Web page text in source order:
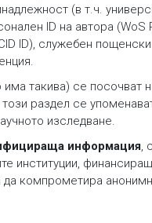
(в т.ч.
ID на автора (WoS
ID), служебен
има такива) се посочват
раздел се
изследване.
информация,
институции,
да компрометира